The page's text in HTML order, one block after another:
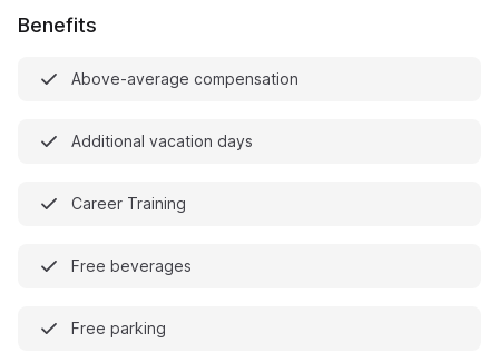
Benefits
Above-average compensation
Additional vacation days
Career Training
Free beverages
Free parking